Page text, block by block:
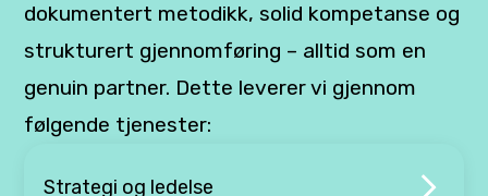
dokumentert metodikk, solid kompetanse og
strukturert gjennomføring – alltid som en
genuin partner. Dette leverer vi gjennom
følgende tjenester:
Strategi og ledelse